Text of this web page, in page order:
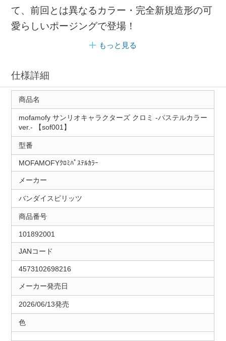
て、前回とは異なるカラー・完全新規造形の可
愛らしいポージングで登場！
もっと見る
仕様詳細
商品名
mofamofy サンリオキャラクターズ クロミ -パステルカラー
ver.- 【sof001】
型番
MOFAMOFYｸﾛﾐﾊﾟｽﾃﾙｶﾗｰ
メーカー
バンダイスピリッツ
商品番号
101892001
JANコード
4573102698216
メーカー発売日
2026/06/13発売
色